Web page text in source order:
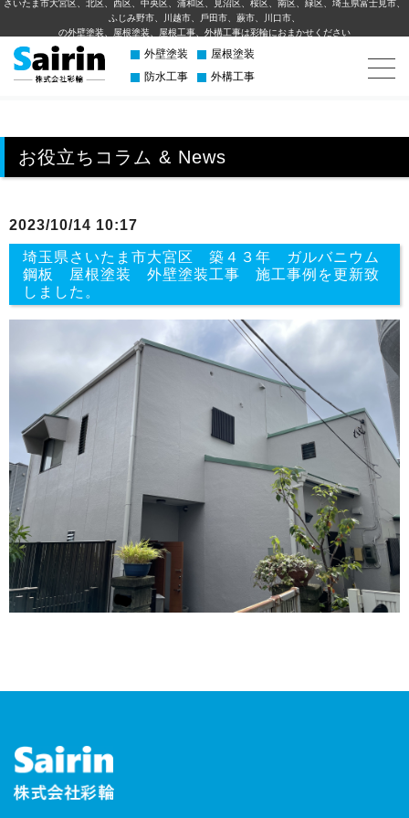
さいたま市大宮区、北区、西区、中央区、浦和区、見沼区、桜区、南区、緑区、埼玉県富士見市、
ふじみ野市、川越市、⼾⽥市、蕨市、川⼝市、
の外壁塗装、屋根塗装、屋根工事、外構⼯事は彩輪におまかせください
外壁塗装
屋根塗装
防水工事
外構工事
お役立ちコラム & News
2023/10/14 10:17
埼玉県さいたま市大宮区 築４３年 ガルバニウム
鋼板 屋根塗装 外壁塗装工事 施工事例を更新致
しました。